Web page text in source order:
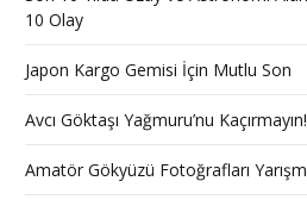
10 Olay
Japon Kargo Gemisi İçin Mutlu Son
Avcı Göktaşı Yağmuru’nu Kaçırmayın!
Amatör Gökyüzü Fotoğrafları